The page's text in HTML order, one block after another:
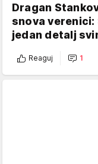
Dragan
snova verenici:
jedan detalj
Reaguj 1